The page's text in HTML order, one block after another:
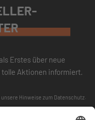
Erstes über neue
Aktionen informiert.
Hinweise zum Datenschutz.